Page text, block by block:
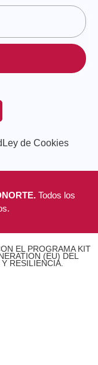
Ley de Cookies
Todos los
EL PROGRAMA KIT
(EU) DEL
RESILIENCIA.